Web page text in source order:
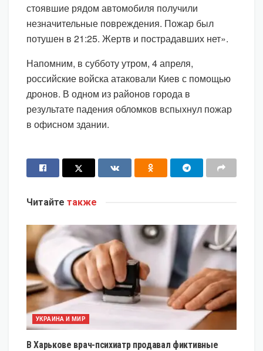
стоявшие рядом автомобиля получили
незначительные повреждения. Пожар был
потушен в 21:25. Жертв и пострадавших нет».
Напомним, в субботу утром, 4 апреля,
российские войска атаковали Киев с помощью
дронов. В одном из районов города в
результате падения обломков вспыхнул пожар
в офисном здании.
Читайте также
УКРАИНА И МИР
В Харькове врач-психиатр продавал фиктивные